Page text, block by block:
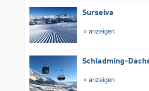
Surselva
anzeigen
Schladming-
anzeigen